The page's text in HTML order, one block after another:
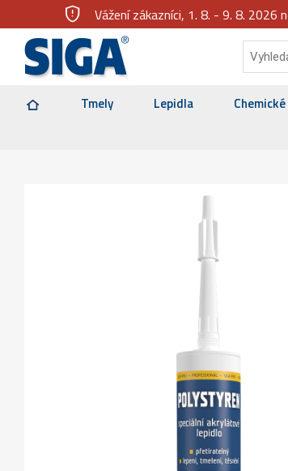
gpp_maybe Vážení zákazníci, 1. 8. - 9. 8. 2026
Tmely Lepidla